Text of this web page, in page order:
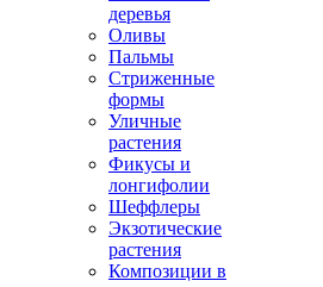
деревья
Оливы
Пальмы
Стриженные
формы
Уличные
растения
Фикусы и
лонгифолии
Шеффлеры
Экзотические
растения
Композиции в